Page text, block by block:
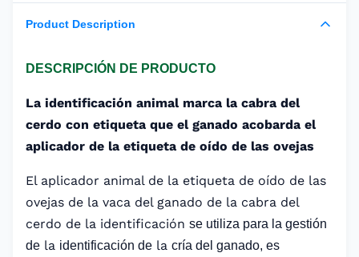
Product Description
DESCRIPCIÓN DE PRODUCTO
La identificación animal marca la cabra del
cerdo con etiqueta que el ganado acobarda el
aplicador de la etiqueta de oído de las ovejas
El aplicador animal de la etiqueta de oído de las
ovejas de la vaca del ganado de la cabra del
cerdo de la identificación se utiliza para la gestión
de la identificación de la cría del ganado, es